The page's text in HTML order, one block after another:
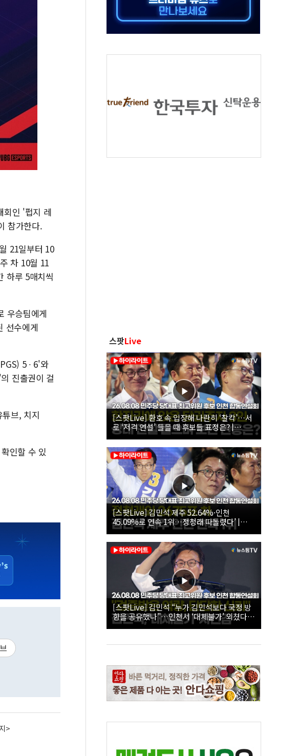
회인 '펍지 레
참가한다.
21일부터 10
차 10월 11
하루 5매치씩
우승팀에게
선수에게
5 ∙ 6'와
진출권이 걸
브, 치지
인할 수 있
>
스팟Live
[스팟Live] 환호 속 입장해 나란히 ‘찰칵’…서
로 ‘저격 연설’ 들을 때 후보들 표정은? |
26.08.08 더불어민주당 당대표·최고위원 후
보 인천 합동연설회
[스팟Live] 김민석 제주 52.64%·인천
45.09%로 연속 1위…정청래 따돌렸다’ |
26.08.08 더불어민주당 당대표·최고위원 후
보 인천 합동연설회
[스팟Live] 김민석 “누가 김민석보다 국정 방
향을 공유했나”…인천서 ‘대체불가’ 외쳤다 |
26.08.08 더불어민주당 당대표·최고위원 후